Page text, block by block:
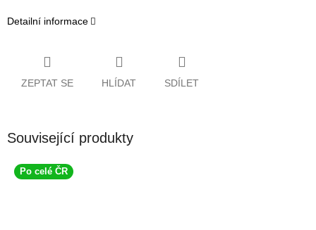
Detailní informace
ZEPTAT SE HLÍDAT SDÍLET
Související produkty
Po celé ČR